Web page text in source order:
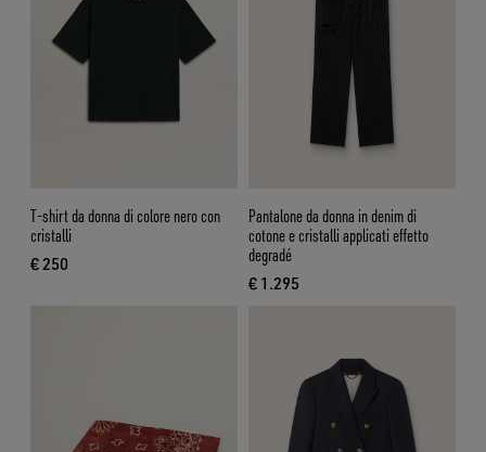
T-shirt da donna di colore nero con
cristalli
€ 250
prezzo attuale € 250
Pantalone da donna in denim di
cotone e cristalli applicati effetto
degradé
€ 1.295
prezzo attuale € 1.295